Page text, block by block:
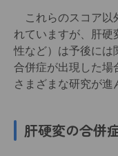
これらのスコア以
れていますが、肝硬
性など）は予後には
合併症が出現した場
さまざまな研究が進
肝硬変の合併